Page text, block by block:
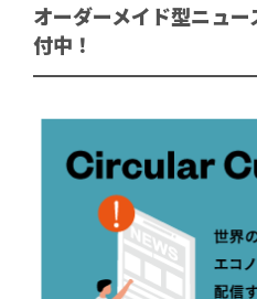
オーダーメイド型ニュ
付中！